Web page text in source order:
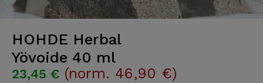
HOHDE Herbal
Yövoide 40 ml
23,45 € (norm. 46,90 €)